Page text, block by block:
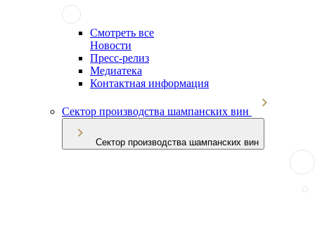
Смотреть все
Новости
Пресс-релиз
Медиатека
Контактная информация
Сектор производства шампанских вин
Сектор производства шампанских вин